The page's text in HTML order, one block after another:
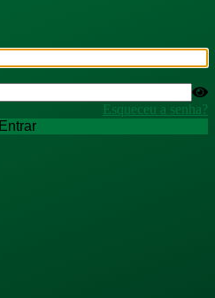
Esqueceu a senha?
Entrar